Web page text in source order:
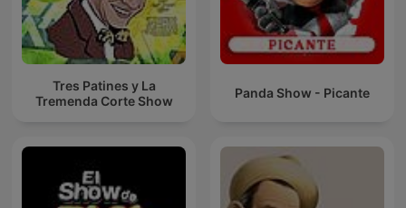
Tres Patines y La
Tremenda Corte Show
Panda Show - Picante